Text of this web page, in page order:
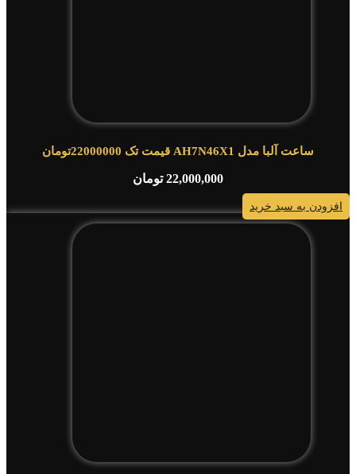
ساعت آلبا مدل AH7N46X1 قیمت تک 22000000تومان
22,000,000 تومان
افزودن به سبد خرید